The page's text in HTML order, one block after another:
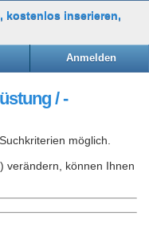
Anmelden
/ -
möglich.
verändern, können Ihnen